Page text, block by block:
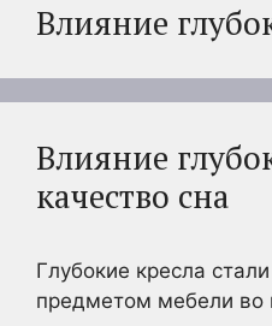
Влияние
Влияние
качество сна
Глубокие кресла
предметом мебели во